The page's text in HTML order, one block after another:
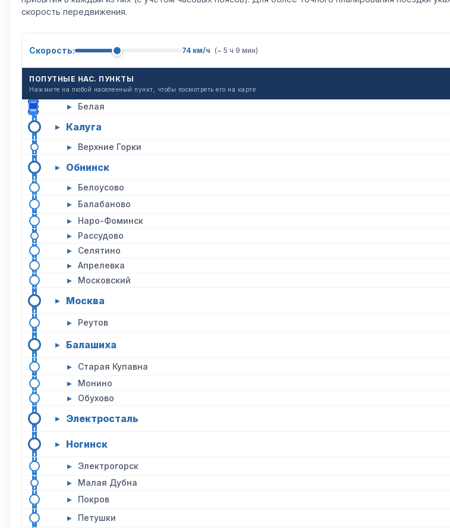
скорость передвижения.
Скорость: 74 км/ч (~ 5 ч 9 мин)
ПОПУТНЫЕ НАС. ПУНКТЫ
Нажмите на любой населенный пункт, чтобы посмотреть его на карте
▸ Белая
▸ Калуга
▸ Верхние Горки
▸ Обнинск
▸ Белоусово
▸ Балабаново
▸ Наро-Фоминск
▸ Рассудово
▸ Селятино
▸ Апрелевка
▸ Московский
▸ Москва
▸ Реутов
▸ Балашиха
▸ Старая Купавна
▸ Монино
▸ Обухово
▸ Электросталь
▸ Ногинск
▸ Электрогорск
▸ Малая Дубна
▸ Покров
▸ Петушки